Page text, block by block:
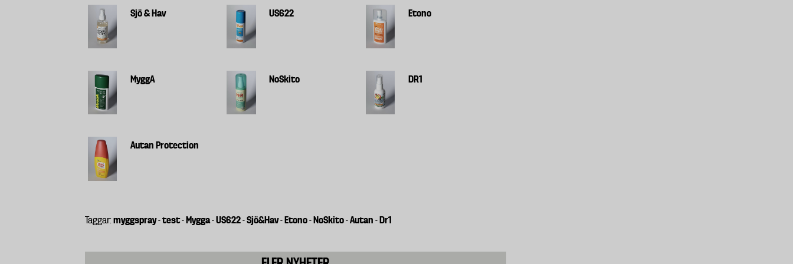
Sjö & Hav US622 Etono
MyggA NoSkito DR1
Autan Protection
Taggar: myggspray-test-Mygga-US622-Sjö&Hav-Etono-NoSkito-Autan -Dr1